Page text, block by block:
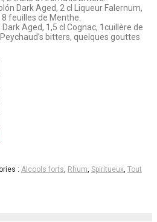
Dark Aged, 2 cl Liqueur Falernum,
feuilles de Menthe.
Dark Aged, 1,5 cl Cognac, 1cuillère de
bitters, quelques gouttes
: Alcools forts, Rhum, Spiritueux, Tout